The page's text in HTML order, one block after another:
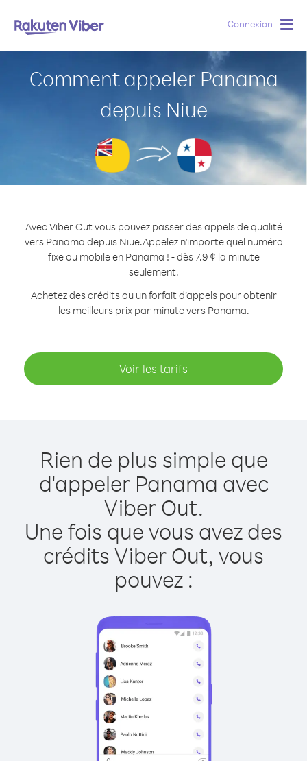
Connexion
Comment appeler Panama
depuis Niue
Avec Viber Out vous pouvez passer des appels de qualité
vers Panama depuis Niue.Appelez n'importe quel numéro
fixe ou mobile en Panama ! - dès 7.9 ¢ la minute
seulement.
Achetez des crédits ou un forfait d’appels pour obtenir
les meilleurs prix par minute vers Panama.
Voir les tarifs
Rien de plus simple que
d'appeler Panama avec
Viber Out.
Une fois que vous avez des
crédits Viber Out, vous
pouvez :